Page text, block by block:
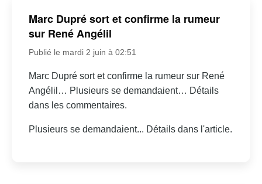
Marc Dupré sort et confirme la rumeur
sur René Angélil
Publié le mardi 2 juin à 02:51
Marc Dupré sort et confirme la rumeur sur René
Angélil… Plusieurs se demandaient… Détails
dans les commentaires.
Plusieurs se demandaient... Détails dans l'article.